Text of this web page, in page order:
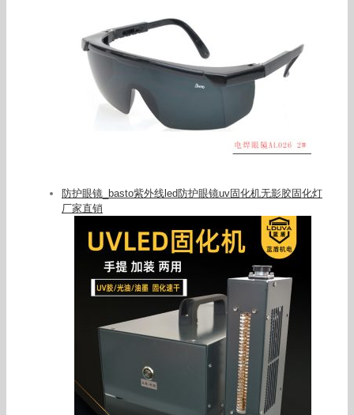
防护眼镜_basto紫外线led防护眼镜uv固化机无影胶固化灯
厂家直销